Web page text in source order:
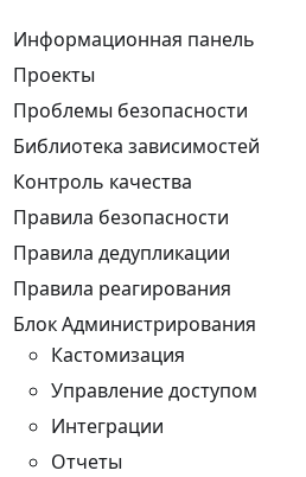
Информационная панель
Проекты
Проблемы безопасности
Библиотека зависимостей
Контроль качества
Правила безопасности
Правила дедупликации
Правила реагирования
Блок Администрирования
Кастомизация
Управление доступом
Интеграции
Отчеты